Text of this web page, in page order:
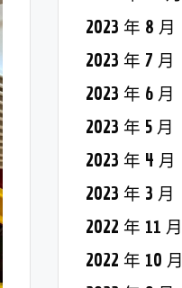
2023 年 8 月
2023 年 7 月
2023 年 6 月
2023 年 5 月
2023 年 4 月
2023 年 3 月
2022 年 11 月
2022 年 10 月